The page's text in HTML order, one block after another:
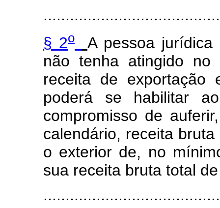
§ 2o
A pessoa
não tenha atingido
receita de exportação
poderá se habilitar
compromisso de
calendário, receita
o exterior de, no
sua receita bruta total